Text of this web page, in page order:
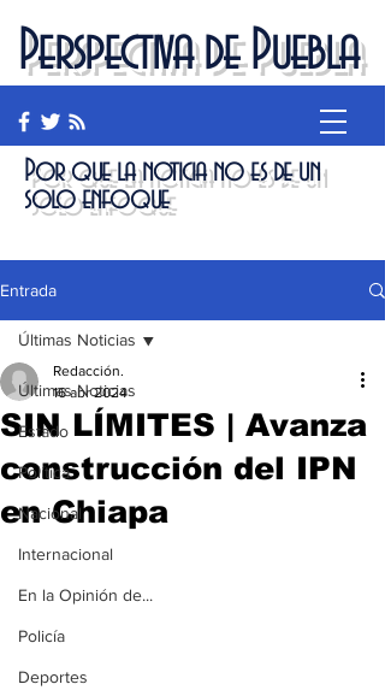
Perspectiva de Puebla
Por que la noticia no es de un
solo enfoque
Entrada
Últimas Noticias
Estado
Política
Nacional
Internacional
En la Opinión de...
Policía
Deportes
Últimas Noticias
SIN LÍMITES | Avanza
construcción del IPN
en Chiapa
Redacción.
16 abr 2024